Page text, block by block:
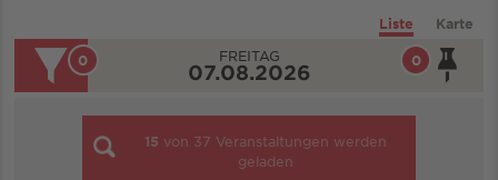
Liste Karte
0
0 FREITAG
07.08.2026
15 von 37 Veranstaltungen werden
geladen